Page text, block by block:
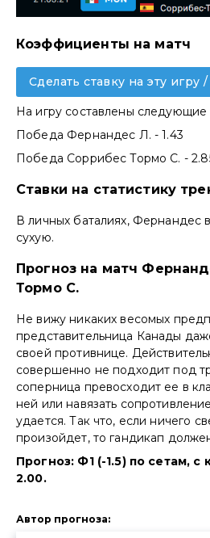
Коэффициенты на матч
Сделать ставку на эту
На игру составлены следующие
Победа Фернандес Л. - 1.43
Победа Соррибес Тормо С. -
Ставки на статистику
В личных баталиях, Фернандес
сухую.
Прогноз на матч
Тормо С.
Не вижу никаких весомых
представительница Канады
своей противнице.
совершенно не подходит под
соперница превосходит ее в
ней или навязать
удается. Так что, если ничего
произойдет, то гандикап
Прогноз: Ф1 (-1.5) по сетам,
2.00.
Автор прогноза: